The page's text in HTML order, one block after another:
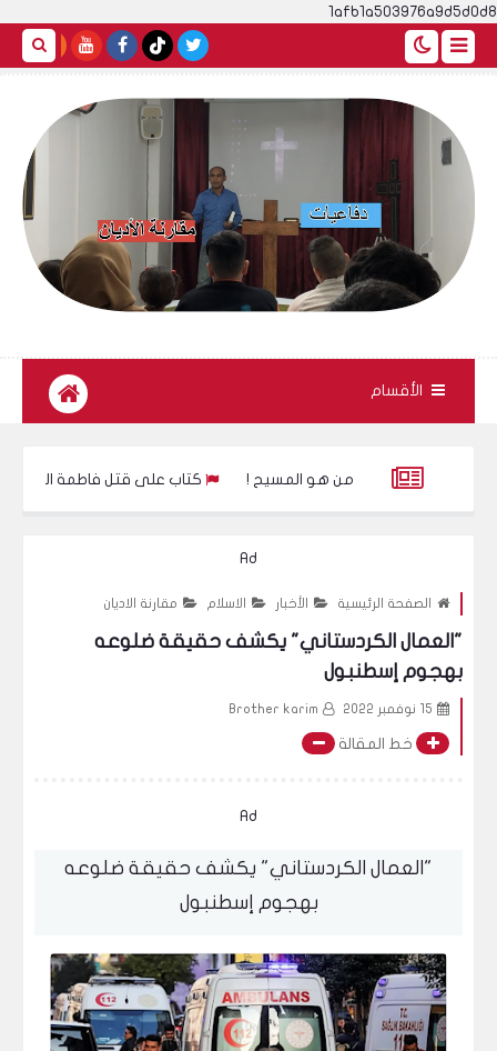
1afb1a503976a9d5d0d8
الأقسام
من هو المسيح ! كتاب على قتل فاطمة الزهراء
Ad
الصفحة الرئيسية الأخبار الاسلام مقارنة الاديان
"العمال الكردستاني" يكشف حقيقة ضلوعه
بهجوم إسطنبول
15 نوفمبر 2022 Brother karim
خط المقالة
Ad
"العمال الكردستاني" يكشف حقيقة ضلوعه
بهجوم إسطنبول